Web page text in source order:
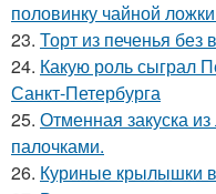
половинку чайной
23. Торт из печенья без
24. Какую роль сыграл
Санкт-Петербурга
25. Отменная закуска
палочками.
26. Куриные крылышки